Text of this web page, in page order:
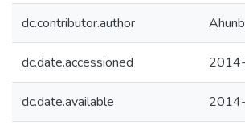
dc.contributor.author
dc.date.accessioned
dc.date.available